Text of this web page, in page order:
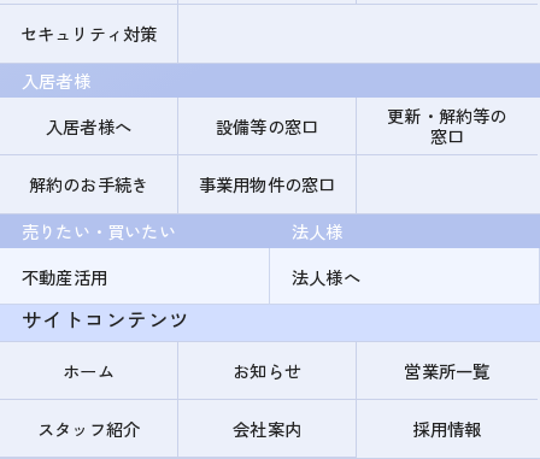
セキュリティ対策
入居者様
入居者様へ
設備等の窓口
更新・解約等の
窓口
解約のお手続き
事業用物件の窓口
売りたい・買いたい
不動産活用
法人様
法人様へ
サイトコンテンツ
ホーム お知らせ 営業所一覧
スタッフ紹介 会社案内 採用情報